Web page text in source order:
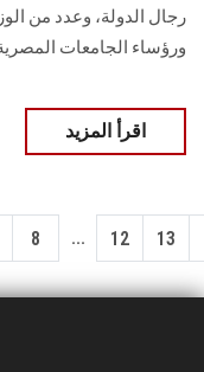
رجال الدولة، وعدد من
ورؤساء الجامعات
اقرأ المزيد
8 ... 12 13